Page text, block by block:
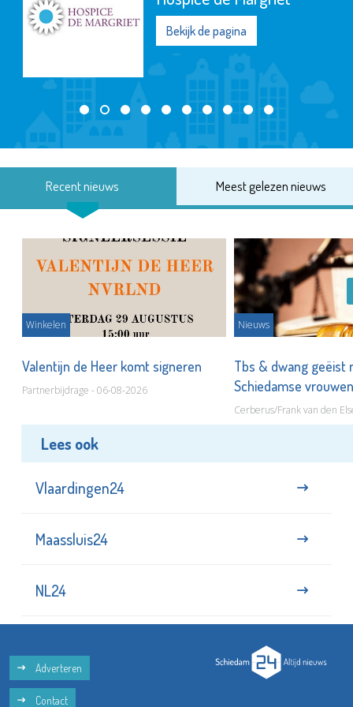
Bekijk de
Recent nieuws Meest gelezen nieuws
Winkelen
Valentijn de Heer komt signeren
Partnerbijdrage - 06-08-2026
Nieuws
Tbs & dwang geëist
Schiedamse
Cerberus/Frank van den
Lees ook
Vlaardingen24
Maassluis24
NL24
Adverteren
Contact